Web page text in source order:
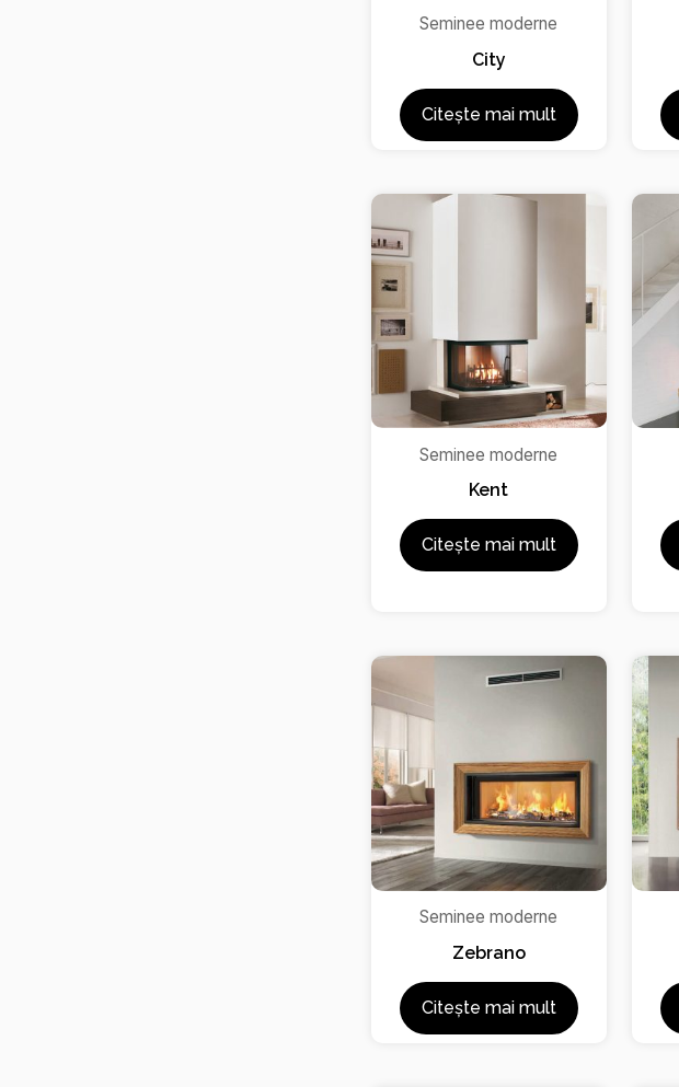
Seminee moderne
City
Citește mai mult
Seminee moderne
Kent
Citește mai mult
Seminee moderne
Zebrano
Citește mai mult